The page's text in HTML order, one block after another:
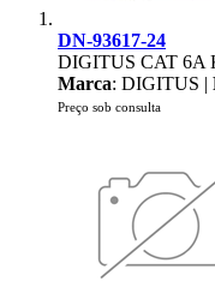
DN-93617-24
DIGITUS CAT 6A
Marca: DIGITUS |
Preço sob consulta